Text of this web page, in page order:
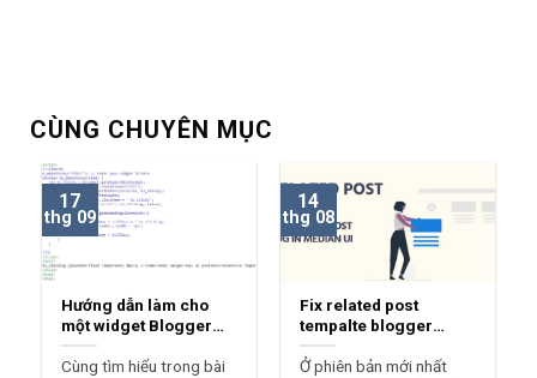
CÙNG CHUYÊN MỤC
Hướng dẫn làm cho
một widget Blogger
Sticky
Cùng tìm hiểu trong bài
17
thg 09
Fix related post
tempalte blogger
median ui 1.7
Ở phiên bản mới nhất
14
thg 08